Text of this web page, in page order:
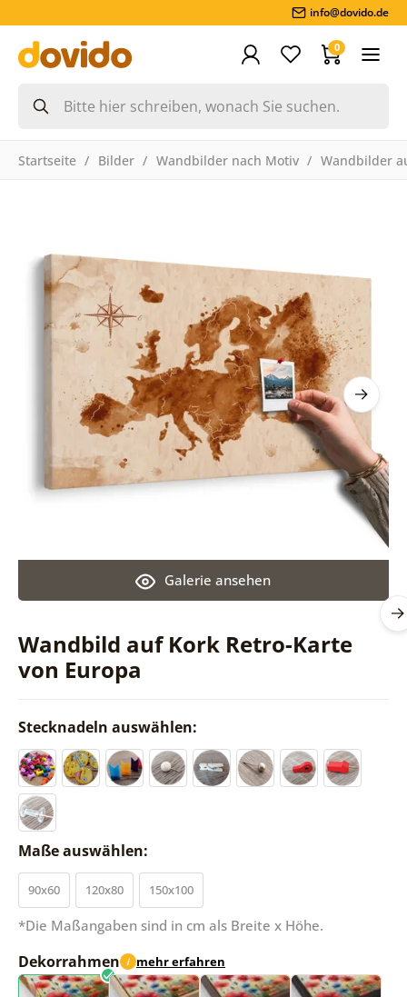
info@dovido.de
0
Startseite Bilder Wandbilder nach Motiv Wandbilder
Wandbild auf Kork Retro-Karte
von Europa
Galerie ansehen
Stecknadeln auswählen:
Maße auswählen:
90x60 120x80 150x100
*Die Maßangaben sind in cm als Breite x Höhe.
Dekorrahmen i mehr erfahren